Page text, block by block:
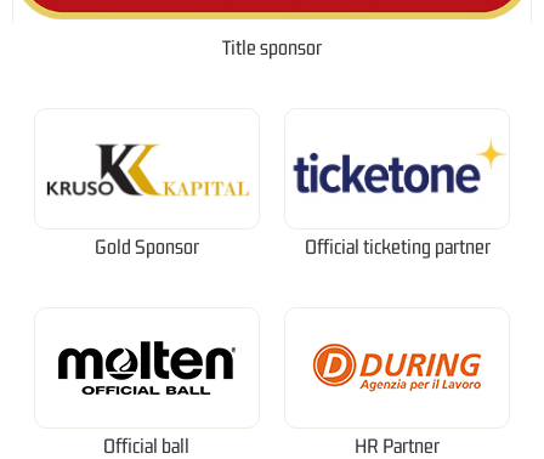
Title sponsor
Gold Sponsor Official ticketing partner
Official ball HR Partner